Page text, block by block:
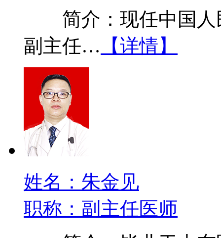
简介：现任中国人
副主任… 【详情】
姓名：朱金见
职称：副主任医师